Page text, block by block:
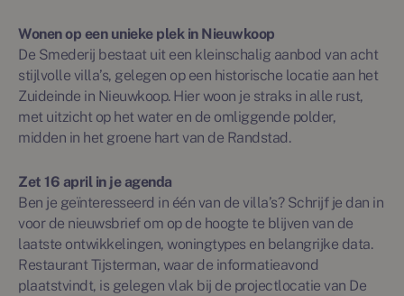
Wonen op een unieke plek in Nieuwkoop
De Smederij bestaat uit een kleinschalig aanbod van acht
stijlvolle villa’s, gelegen op een historische locatie aan het
Zuideinde in Nieuwkoop. Hier woon je straks in alle rust,
met uitzicht op het water en de omliggende polder,
midden in het groene hart van de Randstad.
Zet 16 april in je agenda
Ben je geïnteresseerd in één van de villa’s? Schrijf je dan in
voor de nieuwsbrief om op de hoogte te blijven van de
laatste ontwikkelingen, woningtypes en belangrijke data.
Restaurant Tijsterman, waar de informatieavond
plaatstvindt, is gelegen vlak bij de projectlocatie van De